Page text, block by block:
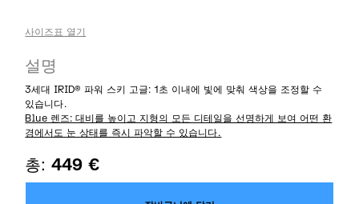
사이즈표 열기
설명
3세대 IRID® 파워 스키 고글: 1초 이내에 빛에 맞춰 색상을 조정할 수
있습니다.
Blue 렌즈: 대비를 높이고 지형의 모든 디테일을 선명하게 보여 어떤 환
경에서도 눈 상태를 즉시 파악할 수 있습니다.
총:449 €